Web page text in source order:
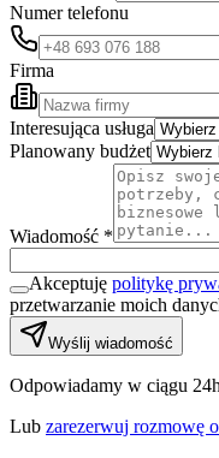
Numer telefonu
Firma
Interesująca usługa
Planowany budżet
Wiadomość *
Akceptuję politykę
przetwarzanie moich
Wyślij wiadomość
Odpowiadamy w ciągu
Lub zarezerwuj rozmowę